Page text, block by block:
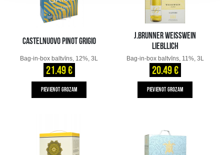
CASTELNUOVO PINOT GRIGIO
Bag-in-box baltvīns, 12%, 3L
21.49 €
PIEVIENOT GROZAM
J.BRUNNER WEISSWEIN
LIEBLLICH
Bag-in-box baltvīns, 11%, 3L
20.49 €
PIEVIENOT GROZAM